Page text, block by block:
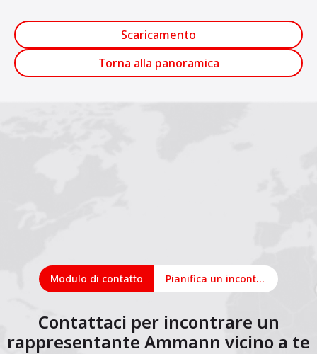
Scaricamento
Torna alla panoramica
Modulo di contatto Pianifica un incontro online
Contattaci per incontrare un
rappresentante Ammann vicino a te